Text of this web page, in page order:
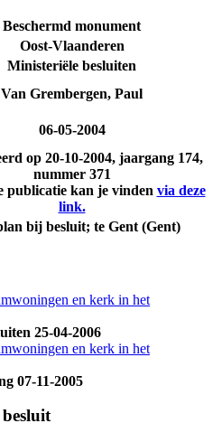
Beschermd monument
Oost-Vlaanderen
Ministeriële besluiten
Van Grembergen, Paul
06-05-2004
op 20-10-2004, jaargang 174,
nummer 371
publicatie kan je vinden via deze
link.
bij besluit; te Gent (Gent)
en kerk in het
25-04-2006
en kerk in het
07-11-2005